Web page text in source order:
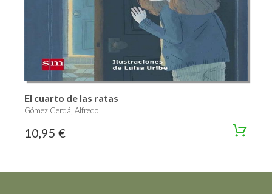
El cuarto de las ratas
Gómez Cerdá, Alfredo
10,95 €